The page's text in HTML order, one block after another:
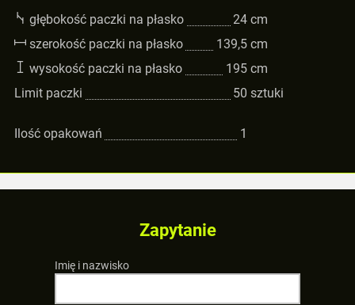
głębokość paczki na płasko 24 cm
szerokość paczki na płasko
139,5 cm
wysokość paczki na płasko
195 cm
Limit paczki
50 sztuki
Ilość opakowań 1
Zapytanie
Imię i nazwisko